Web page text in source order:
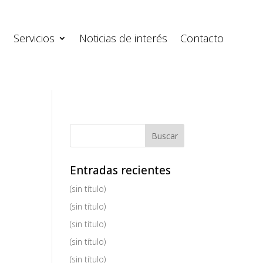
Servicios Noticias de interés Contacto
Entradas recientes
(sin título)
(sin título)
(sin título)
(sin título)
(sin título)